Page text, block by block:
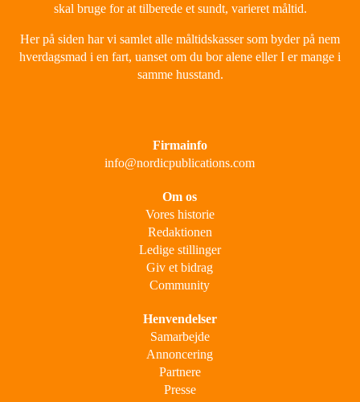
skal bruge for at tilberede et sundt, varieret måltid.
Her på siden har vi samlet alle måltidskasser som byder på nem
hverdagsmad i en fart, uanset om du bor alene eller I er mange i
samme husstand.
Firmainfo
info@nordicpublications.com
Om os
Vores historie
Redaktionen
Ledige stillinger
Giv et bidrag
Community
Henvendelser
Samarbejde
Annoncering
Partnere
Presse